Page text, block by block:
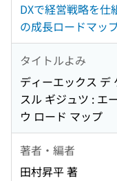
DXで経営戦略を仕
の成長ロードマッ
タイトルよみ
ディーエックス デ
スル ギジュツ : エ
ウ ロード マップ
著者・編者
田村昇平 著